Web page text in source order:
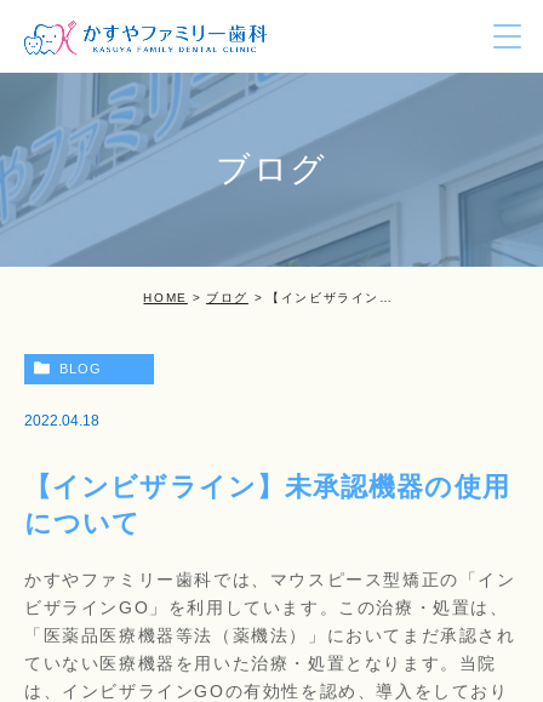
ブログ
HOME ブログ 【インビザライン】未承認機器の使用について
BLOG
2022.04.18
【インビザライン】未承認機器の使用
について
かすやファミリー歯科では、マウスピース型矯正の「イン
ビザラインGO」を利用しています。この治療・処置は、
「医薬品医療機器等法（薬機法）」においてまだ承認され
ていない医療機器を用いた治療・処置となります。当院
は、インビザラインGOの有効性を認め、導入をしており